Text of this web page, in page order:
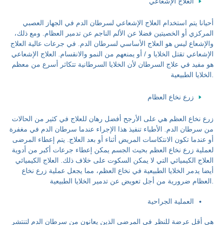
أحيانا يتم استخدام العلاج الإشعاعي لسرطان الدم في الجهاز العصبي
المركزي أو الخصيتين فضلا عن الألم الناجم عن تدمير العظام. ومع ذلك،
والإشعاع ليس هو العلاج الأساسي لسرطان الدم. في جرعات عالية العلاج
الإشعاعي تقتل الخلايا و / أو يمنعهم من النمو والانقسام. العلاج الإشعاعي
هو مفيد في علاج السرطان لأن الخلايا السرطانية تتكاثر أسرع من معظم
زرع نخاع العظام
زرع نخاع العظم هي على الأرجح أفضل رهان للعلاج في كثير من الحالات
من سرطان الدم. الأطباء تنفيذ هذا الإجراء عندما سرطان الدم في مغفرة
أو عندما تكون الانتكاسات المريض أثناء أو بعد العلاج. يتم إعطاء المرضى
لعملية زرع نخاع العظم بحيث الجسم يمكن إعطاء جرعات أكبر من أدوية
العلاج الكيميائي التي لا يمكن السكوت على خلاف ذلك. العلاج الكيميائي
أيضا يدمر الخلايا الطبيعية في نخاع العظم، مما يجعل عملية زرع نخاع
العملية الجراحية
هي أقل عرضة للنظر في المرضى الذين يعانون من سرطان الدم لتنتشر